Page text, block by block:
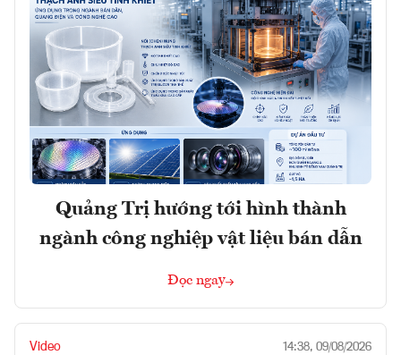
Quảng Trị hướng tới hình thành
ngành công nghiệp vật liệu bán dẫn
Đọc ngay
Video 14:38, 09/08/2026